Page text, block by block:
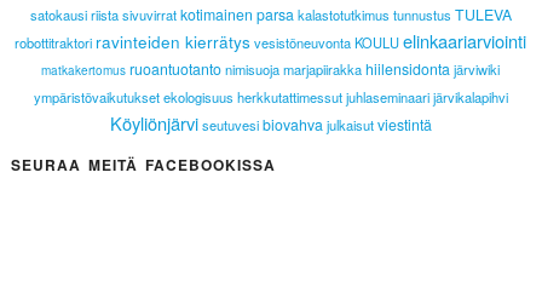
satokausiriistasivuvirratkotimainen parsakalastotutkimus tunnustus TULEVA
robottitraktori ravinteiden kierrätys vesistöneuvonta KOULU elinkaariarviointi
matkakertomus ruoantuotanto nimisuoja marjapiirakka hiilensidonta järviwiki
ympäristövaikutuksetekologisuus herkkutattimessutjuhlaseminaarijärvikalapihvi
Köyliönjärviseutuvesibiovahvajulkaisutviestintä
SEURAA MEITÄ FACEBOOKISSA